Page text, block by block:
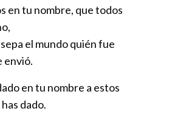
en tu nombre, que todos
el mundo quién fue
envió.
en tu nombre a estos
dado.